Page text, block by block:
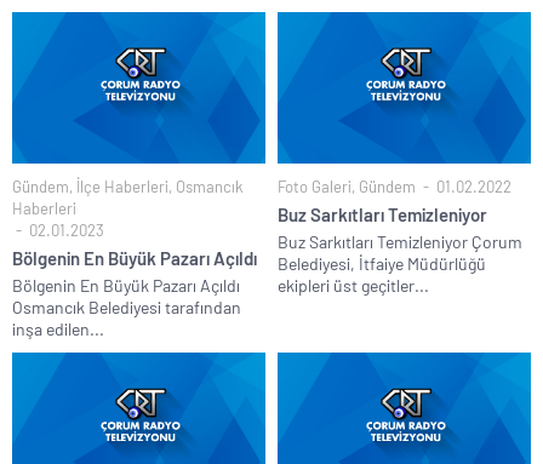
Gündem, İlçe Haberleri, Osmancık
Haberleri
02.01.2023
Bölgenin En Büyük Pazarı Açıldı
Bölgenin En Büyük Pazarı Açıldı
Osmancık Belediyesi tarafından
inşa edilen...
Foto Galeri, Gündem 01.02.2022
Buz Sarkıtları Temizleniyor
Buz Sarkıtları Temizleniyor Çorum
Belediyesi, İtfaiye Müdürlüğü
ekipleri üst geçitler...